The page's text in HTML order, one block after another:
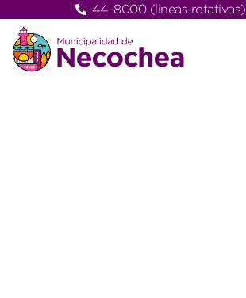
44-8000 (lineas rotativas)